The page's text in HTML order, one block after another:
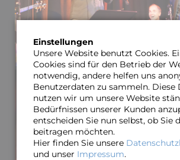
Einstellungen
Unsere Website benutzt Cookies.
Cookies sind für den Betrieb der
notwendig, andere helfen uns
Benutzerdaten zu sammeln. Diese
nutzen wir um unsere Website
Bedürfnissen unserer Kunden
entscheiden Sie nun selbst, ob Sie
beitragen möchten.
Hier finden Sie unsere
und unser Impressum.